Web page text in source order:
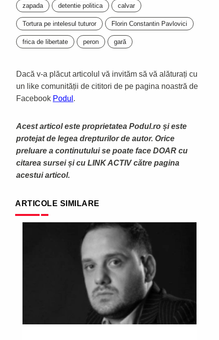
zapada detentie politica calvar
Tortura pe intelesul tuturor Florin Constantin Pavlovici
frica de libertate peron gară
Dacă v-a plăcut articolul vă invităm să vă alăturați cu
un like comunității de cititori de pe pagina noastră de
Facebook Podul .
Acest articol este proprietatea Podul.ro și este
protejat de legea drepturilor de autor. Orice
preluare a continutului se poate face DOAR cu
citarea sursei și cu LINK ACTIV către pagina
acestui articol.
ARTICOLE SIMILARE